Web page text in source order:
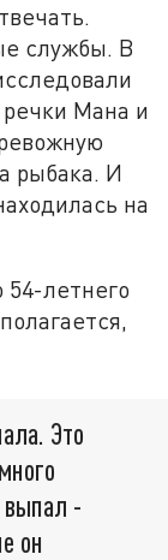
службы. В
речки Мана и
рыбака. И
на
54-летнего
Это
-
он